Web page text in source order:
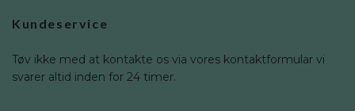
Kundeservice
Tøv ikke med at kontakte os via vores kontaktformular vi
svarer altid inden for 24 timer.